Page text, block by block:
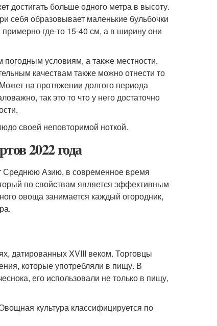
достигать больше одного метра в высоту.
себя образовывает маленькие бульбочки
где-то 15-40 см, а в ширину они
погодным условиям, а также местности.
качествам также можно отнести то
на протяжении долгого периода
так это то что у него достаточно
своей неповторимой ноткой.
2022 года
Среднюю Азию, в современное время
по свойствам является эффективным
овоща занимается каждый огородник,
датированных XVIII веком. Торговцы
которые употребляли в пищу. В
его использовали не только в пищу,
культура классифицируется по